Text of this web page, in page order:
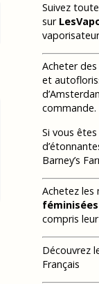
Suivez
sur
Acheter des
et
commande.
Si vous
Barney’s
Achetez les
féminisées
compris
Découvrez
Français